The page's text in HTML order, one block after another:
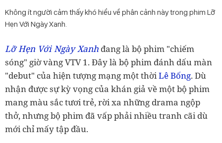
Không ít người cảm thấy khó hiểu về phân cảnh này trong phim Lỡ
Hẹn Với Ngày Xanh.
Lỡ Hẹn Với Ngày Xanh đang là bộ phim "chiếm
sóng" giờ vàng VTV 1. Đây là bộ phim đánh dấu màn
"debut" của hiện tượng mạng một thờiLê Bống. Dù
nhận được sự kỳ vọng của khán giả về một bộ phim
mang màu sắc tươi trẻ, rời xa những drama ngộp
thở, nhưng bộ phim đã vấp phải nhiều tranh cãi dù
mới chỉ mấy tập đầu.